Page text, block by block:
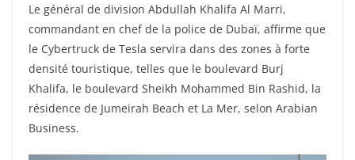
Le général de division Abdullah Khalifa Al Marri,
commandant en chef de la police de Dubaï, affirme que
le Cybertruck de Tesla servira dans des zones à forte
densité touristique, telles que le boulevard Burj
Khalifa, le boulevard Sheikh Mohammed Bin Rashid, la
résidence de Jumeirah Beach et La Mer, selon Arabian
Business.